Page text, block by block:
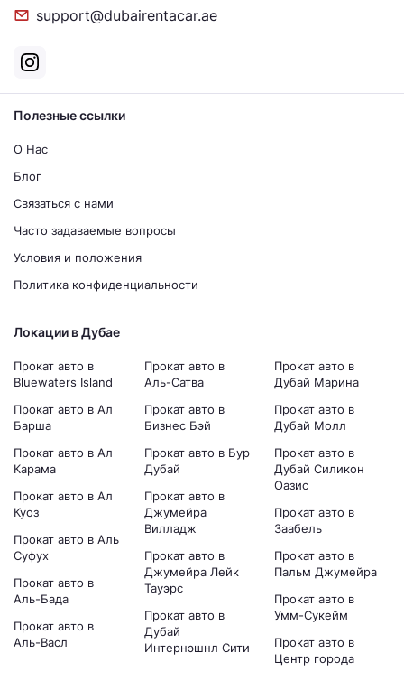
support@dubairentacar.ae
Полезные ссылки
О Нас
Блог
Связаться с нами
Часто задаваемые вопросы
Условия и положения
Политика конфиденциальности
Локации в Дубае
Прокат авто в
Bluewaters Island
Прокат авто в Ал
Барша
Прокат авто в Ал
Карама
Прокат авто в Ал
Куоз
Прокат авто в Аль
Суфух
Прокат авто в
Аль-Бада
Прокат авто в
Аль-Васл
Прокат авто в
Аль-Сатва
Прокат авто в
Бизнес Бэй
Прокат авто в Бур
Дубай
Прокат авто в
Джумейра
Вилладж
Прокат авто в
Джумейра Лейк
Тауэрс
Прокат авто в
Дубай
Интернэшнл Сити
Прокат авто в
Дубай Марина
Прокат авто в
Дубай Молл
Прокат авто в
Дубай Силикон
Оазис
Прокат авто в
Заабель
Прокат авто в
Пальм Джумейра
Прокат авто в
Умм-Сукейм
Прокат авто в
Центр города